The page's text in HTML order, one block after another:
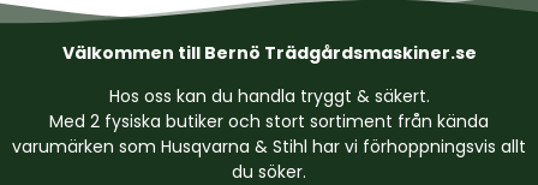
Välkommen till Bernö Trädgårdsmaskiner.se
Hos oss kan du handla tryggt & säkert.
Med 2 fysiska butiker och stort sortiment från kända
varumärken som Husqvarna & Stihl har vi förhoppningsvis allt
du söker.